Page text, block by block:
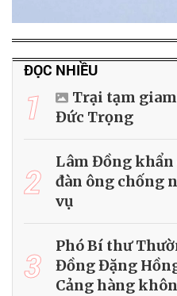
ĐỌC NHIỀU
1
Trại tạm giam
Đức Trọng
2
Lâm Đồng
đàn ông chống
vụ
3
Phó Bí thư
Đồng Đặng
Cảng hàng